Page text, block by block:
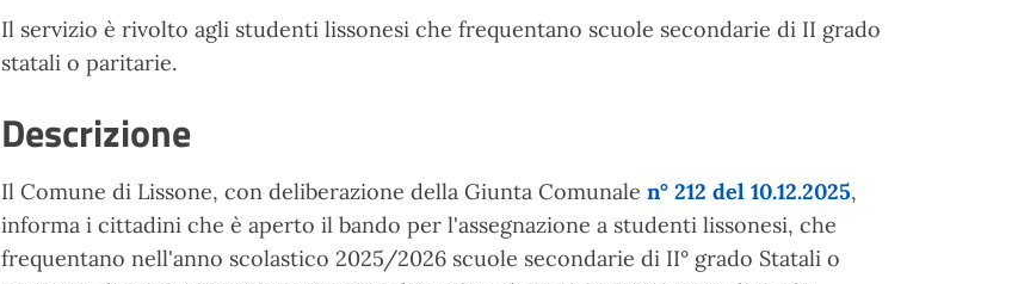
Il servizio è rivolto agli studenti lissonesi che frequentano scuole secondarie di II grado
statali o paritarie.
Descrizione
Il Comune di Lissone, con deliberazione della Giunta Comunale n° 212 del 10.12.2025,
informa i cittadini che è aperto il bando per l'assegnazione a studenti lissonesi, che
frequentano nell'anno scolastico 2025/2026 scuole secondarie di II° grado Statali o